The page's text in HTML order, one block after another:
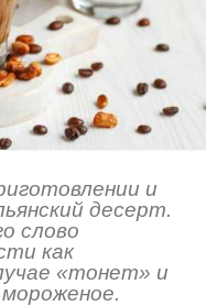
и
десерт.
слово
как
«тонет» и